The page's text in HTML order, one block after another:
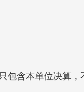
含本单位决算，